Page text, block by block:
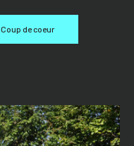
Coup de coeur